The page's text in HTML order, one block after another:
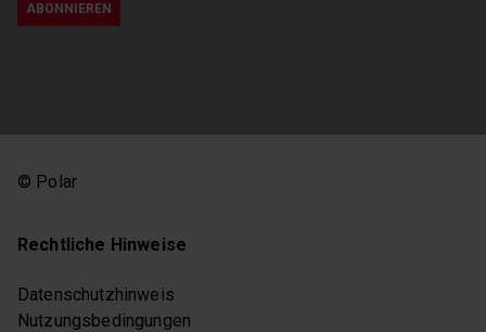
© Polar
Rechtliche Hinweise
Datenschutzhinweis
Nutzungsbedingungen